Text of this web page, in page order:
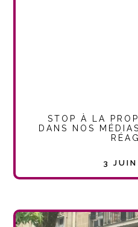
STOP À LA
DANS NOS
3